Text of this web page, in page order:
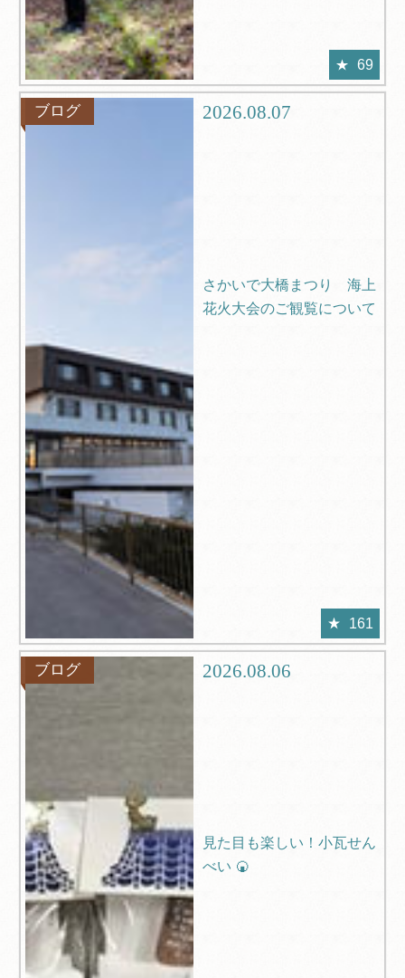
69
ブログ 2026.08.07
さかいで大橋まつり 海上
花火大会のご観覧について
161
ブログ 2026.08.06
見た目も楽しい！小瓦せん
べい 🍘